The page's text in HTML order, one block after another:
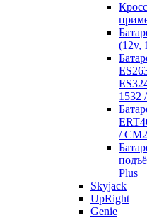
(12v,
1532
/
Plus
Skyjack
UpRight
Genie